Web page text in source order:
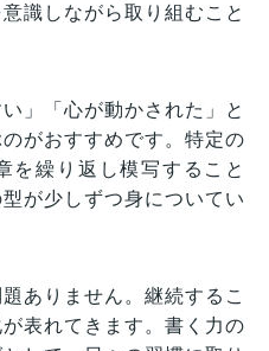
識しながら取り組むこと
」「心が動かされた」と
がおすすめです。特定の
を繰り返し模写すること
が少しずつ身についてい
ありません。継続するこ
表れてきます。書く力の